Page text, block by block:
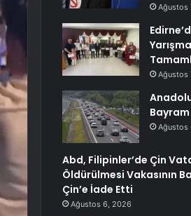
Ağustos
Ağustos
Ağustos
Abd, Filipinler’de Çin
Öldürülmesi Vakasının
Çin’e İade Etti
Ağustos 6, 2026